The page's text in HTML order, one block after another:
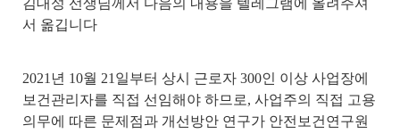
김대성 선생님께서 다음의 내용을 텔레그램에 올려주셔
서 옮깁니다
2021년 10월 21일부터 상시 근로자 300인 이상 사업장에
보건관리자를 직접 선임해야 하므로, 사업주의 직접 고용
의무에 따른 문제점과 개선방안 연구가 안전보건연구원